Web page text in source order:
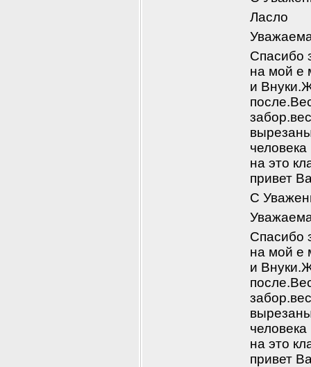
Ласло
Спасибо
на мой е
и
на это
привет
С
Спасибо
на мой е
и
на это
привет